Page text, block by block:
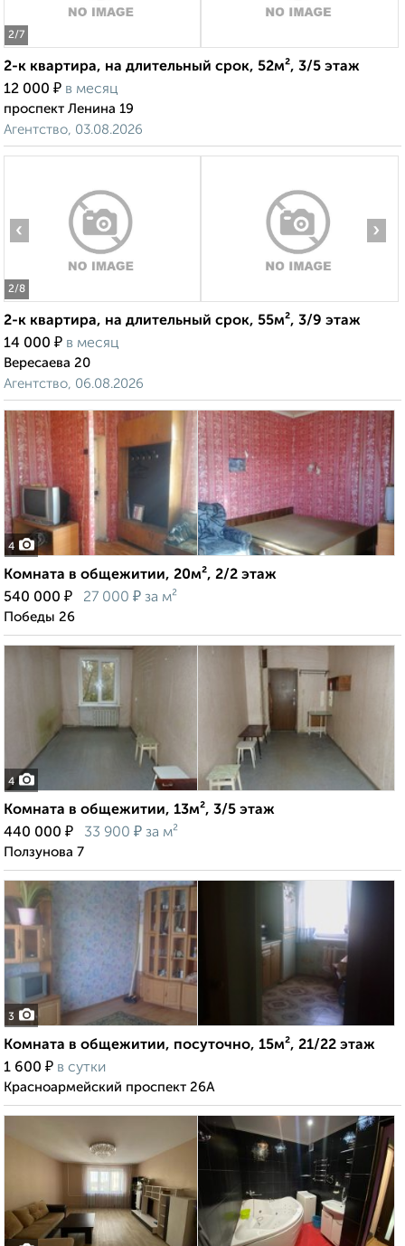
2/7
2-к квартира, на длительный срок, 52м², 3/5 этаж
12 000 ₽ в месяц
проспект Ленина 19
Агентство, 03.08.2026
2/8
‹ ›
2-к квартира, на длительный срок, 55м², 3/9 этаж
14 000 ₽ в месяц
Вересаева 20
Агентство, 06.08.2026
4
Комната в общежитии, 20м², 2/2 этаж
540 000 ₽ 27 000 ₽ за м²
Победы 26
4
Комната в общежитии, 13м², 3/5 этаж
440 000 ₽ 33 900 ₽ за м²
Ползунова 7
3
Комната в общежитии, посуточно, 15м², 21/22 этаж
1 600 ₽ в сутки
Красноармейский проспект 26А